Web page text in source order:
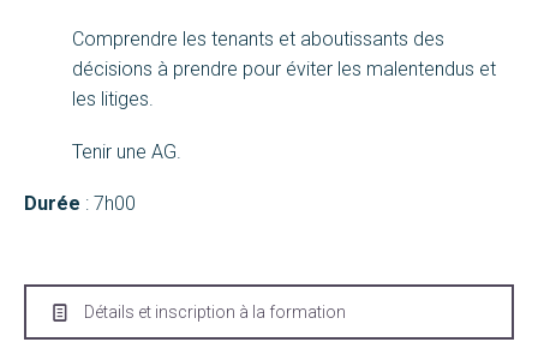
Comprendre les tenants et aboutissants des
décisions à prendre pour éviter les malentendus et
les litiges.
Tenir une AG.
Durée : 7h00
Détails et inscription à la formation